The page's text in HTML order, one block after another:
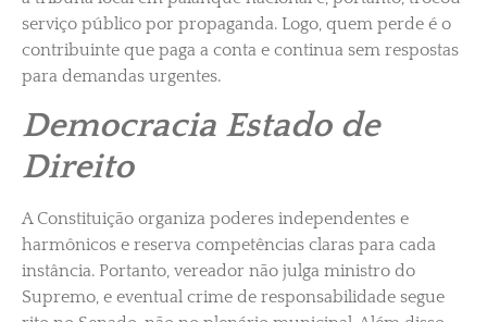
serviço público por propaganda. Logo, quem perde é o
contribuinte que paga a conta e continua sem respostas
para demandas urgentes.
Democracia Estado de
Direito
A Constituição organiza poderes independentes e
harmônicos e reserva competências claras para cada
instância. Portanto, vereador não julga ministro do
Supremo, e eventual crime de responsabilidade segue